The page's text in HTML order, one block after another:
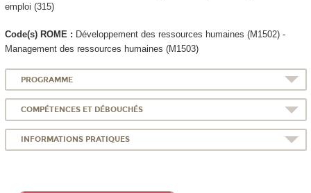
emploi (315)
Code(s) ROME : Développement des ressources humaines (M1502) -
Management des ressources humaines (M1503)
PROGRAMME
COMPÉTENCES ET DÉBOUCHÉS
INFORMATIONS PRATIQUES